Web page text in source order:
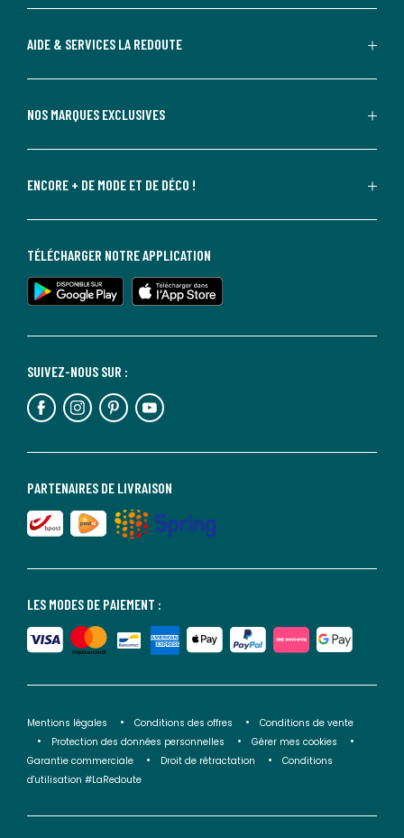
AIDE & SERVICES LA REDOUTE
NOS MARQUES EXCLUSIVES
ENCORE + DE MODE ET DE DÉCO !
LES MODES DE PAIEMENT :
PARTENAIRES DE LIVRAISON
SUIVEZ-NOUS SUR :
TÉLÉCHARGER NOTRE APPLICATION
Mentions légales Conditions des offres
Conditions de vente
Protection des données personnelles
Gérer mes cookies
Garantie commerciale
Droit de rétractation
Conditions
d'utilisation #LaRedoute